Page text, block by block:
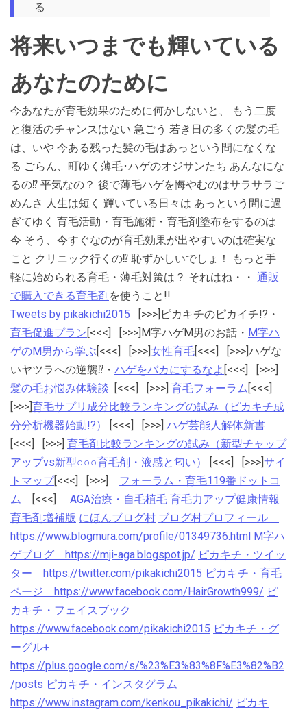
る
将来いつまでも輝いている
あなたのために
今あなたが育毛効果のために何かしないと、 もう二度
と復活のチャンスはない 急ごう 若き日の多くの髪の毛
は、いや 今ある残った髪の毛はあっという間になくな
る ごらん、町ゆく薄毛･ハゲのオジサンたち あんなにな
るの⁉ 平気なの？ 後で薄毛ハゲを悔やむのはサラサラご
めんさ 人生は短く 輝いている日々は あっという間に過
ぎてゆく 育毛活動・育毛施術・育毛剤塗布をするのは
今 そう、今すぐなのが育毛効果が出やすいのは確実な
こと クリニック行くの⁉ 恥ずかしいでしょ！ もっと手
軽に始められる育毛・薄毛対策は？ それはね・・ 通販
で購入できる育毛剤を使うこと!!
Tweets by pikakichi2015
[>>>]ピカキチのピカイチ!?・
育毛促進プラン[<<<] [>>>]M字ハゲM男のお話・ M字ハ
ゲのM男から学ぶ[<<<] [>>>]女性育毛[<<<] [>>>]ハゲな
いヤツラへの逆襲⁉・ ハゲをバカにするなよ [<<<] [>>>]
髪の毛お悩み体験談 [<<<] [>>>] 育毛フォーラム[<<<]
[>>>]育毛サプリ成分比較ランキングの試み（ピカキチ成
分分析機器始動!?）
[<<<] [>>>] ハゲ芸能人解体新書
[<<<] [>>>] 育毛剤比較ランキングの試み（新型チャップ
アップvs新型○○○育毛剤・液感と匂い）
[<<<] [>>>]サイ
トマップ[<<<] [>>>] フォーラム・育毛119番ドットコ
ム [<<<] AGA治療・自毛植毛 育毛力アップ健康情報
育毛剤増補版 にほんブログ村 ブログ村プロフィール
https://www.blogmura.com/profile/01349736.html M字ハ
ゲブログ https://mji-aga.blogspot.jp/ ピカキチ・ツイッ
ター https://twitter.com/pikakichi2015 ピカキチ・育毛
ページ https://www.facebook.com/HairGrowth999/ ピ
カキチ・フェイスブック
https://www.facebook.com/pikakichi2015 ピカキチ・グ
ーグル+
https://plus.google.com/s/%23%E3%83%8F%E3%82%B2
/posts ピカキチ・インスタグラム
https://www.instagram.com/kenkou_pikakichi/ ピカキ